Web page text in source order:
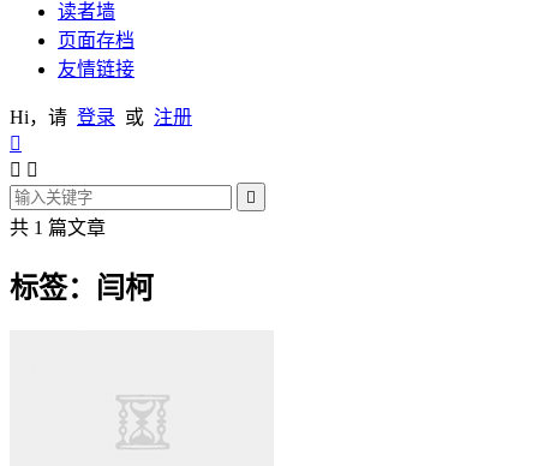
读者墙
页面存档
友情链接
Hi，请 登录 或 注册

 

共 1 篇文章
标签：闫柯